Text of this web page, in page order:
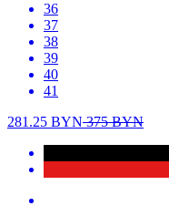
36
37
38
39
40
41
281.25 BYN375BYN